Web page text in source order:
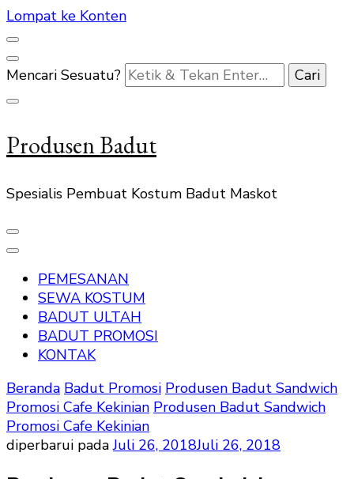
Lompat ke Konten
Mencari Sesuatu?
Produsen Badut
Spesialis Pembuat Kostum Badut Maskot
PEMESANAN
SEWA KOSTUM
BADUT ULTAH
BADUT PROMOSI
KONTAK
Beranda Badut Promosi Produsen Badut Sandwich
Promosi Cafe Kekinian Produsen Badut Sandwich
Promosi Cafe Kekinian
diperbarui padaJuli 26, 2018Juli 26, 2018